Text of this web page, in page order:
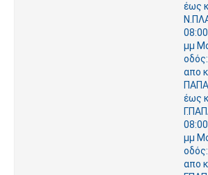
έως
μμ
απο
έως
μμ
απο